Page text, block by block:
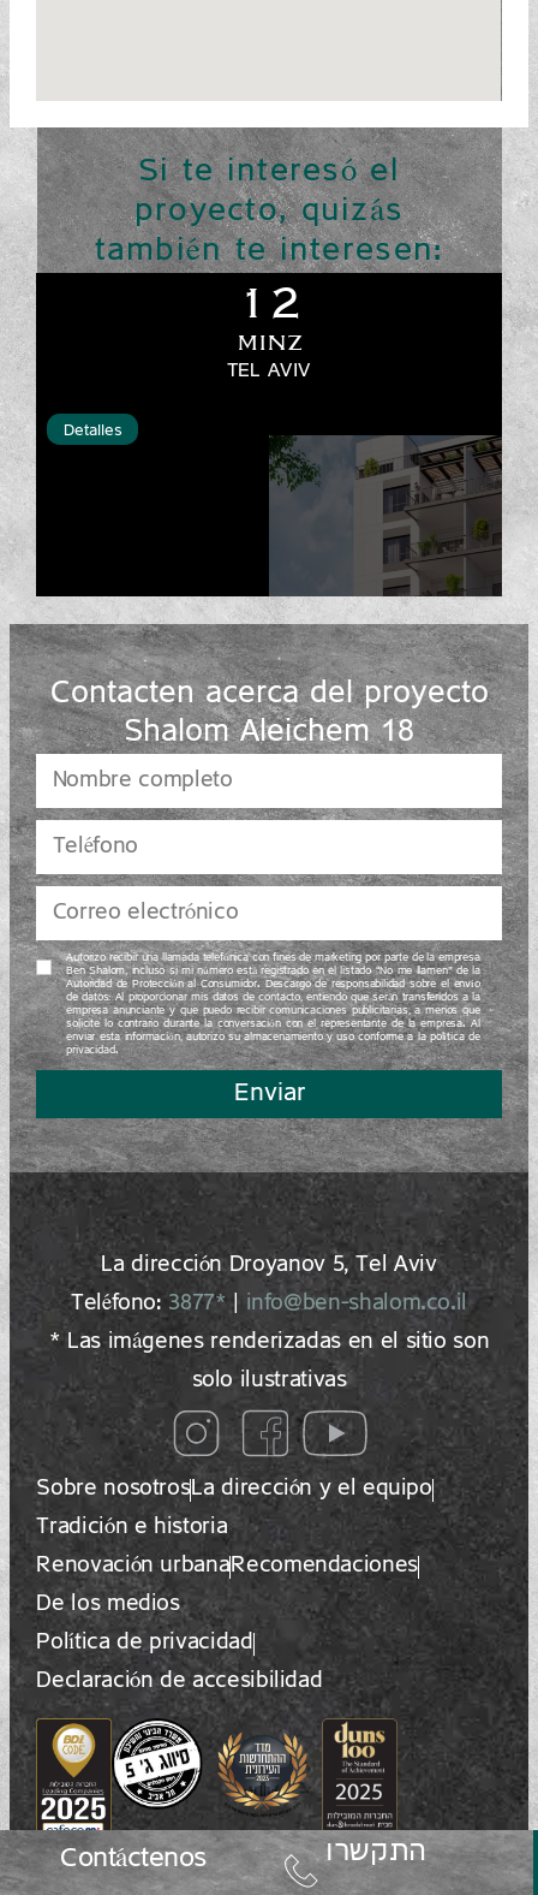
Si te interesó el
proyecto, quizás
también te interesen:
12
MINZ
TEL AVIV
Detalles
Contacten acerca del proyecto
Shalom Aleichem 18
Autorizo recibir una llamada telefónica con fines de marketing por parte de la empresa
Ben Shalom, incluso si mi número está registrado en el listado “No me llamen” de la
Autoridad de Protección al Consumidor. Descargo de responsabilidad sobre el envío
de datos: Al proporcionar mis datos de contacto, entiendo que serán transferidos a la
empresa anunciante y que puedo recibir comunicaciones publicitarias, a menos que
solicite lo contrario durante la conversación con el representante de la empresa. Al
enviar esta información, autorizo su almacenamiento y uso conforme a la política de
privacidad.
Enviar
La dirección Droyanov 5, Tel Aviv
Teléfono:3877*| info@ben-shalom.co.il
* Las imágenes renderizadas en el sitio son
solo ilustrativas
Sobre nosotrosLa dirección y el equipo
Tradición e historia
Renovación urbanaRecomendaciones
De los medios
Política de privacidad
Declaración de accesibilidad
Contáctenos התקשרו